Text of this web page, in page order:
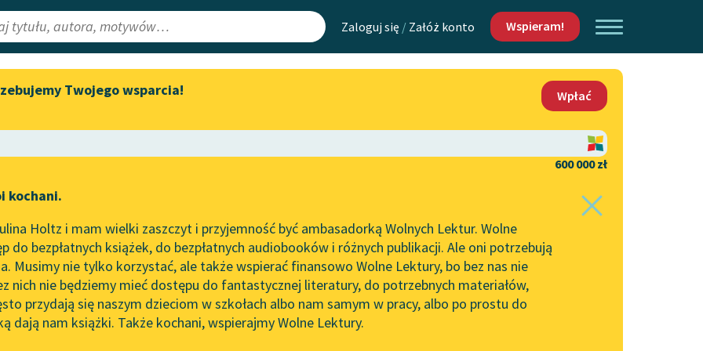
Zaloguj się / Załóż konto Wspieram!
Lektury
redakcyjne
Aktualności
Zapraszamy na spotkanie
literatury skandynawskiej
Wolne Lektury na 32.
Pol’and’Rock Festivalu
„Kochanek Lady Chatterley”
do słuchania na Wolnych
Lekturach
Nowy audiobook – „Marzenie
Mapa Wolnych Lektur
Leśmianator
API
OAI-PMH
Widget Wolnych Lektur
Kontakt
O projekcie
Zasady wykorzystania
Wolnych Lektur
Logotypy
Materiały promocyjne
Twojego wsparcia!
Wpłać
600 000 zł
kochani.
Holtz i mam wielki zaszczyt i przyjemność być ambasadorką Wolnych Lektur. Wolne
do bezpłatnych książek, do bezpłatnych audiobooków i różnych publikacji. Ale oni potrzebują
Musimy nie tylko korzystać, ale także wspierać finansowo Wolne Lektury, bo bez nas nie
nich nie będziemy mieć dostępu do fantastycznej literatury, do potrzebnych materiałów,
przydają się naszym dzieciom w szkołach albo nam samym w pracy, albo po prostu do
dają nam książki. Także kochani, wspierajmy Wolne Lektury.
(Voltaire / Wolter)✖